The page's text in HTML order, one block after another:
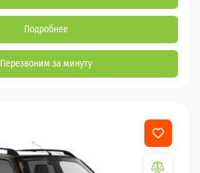
Подробнее
Перезвоним за минуту